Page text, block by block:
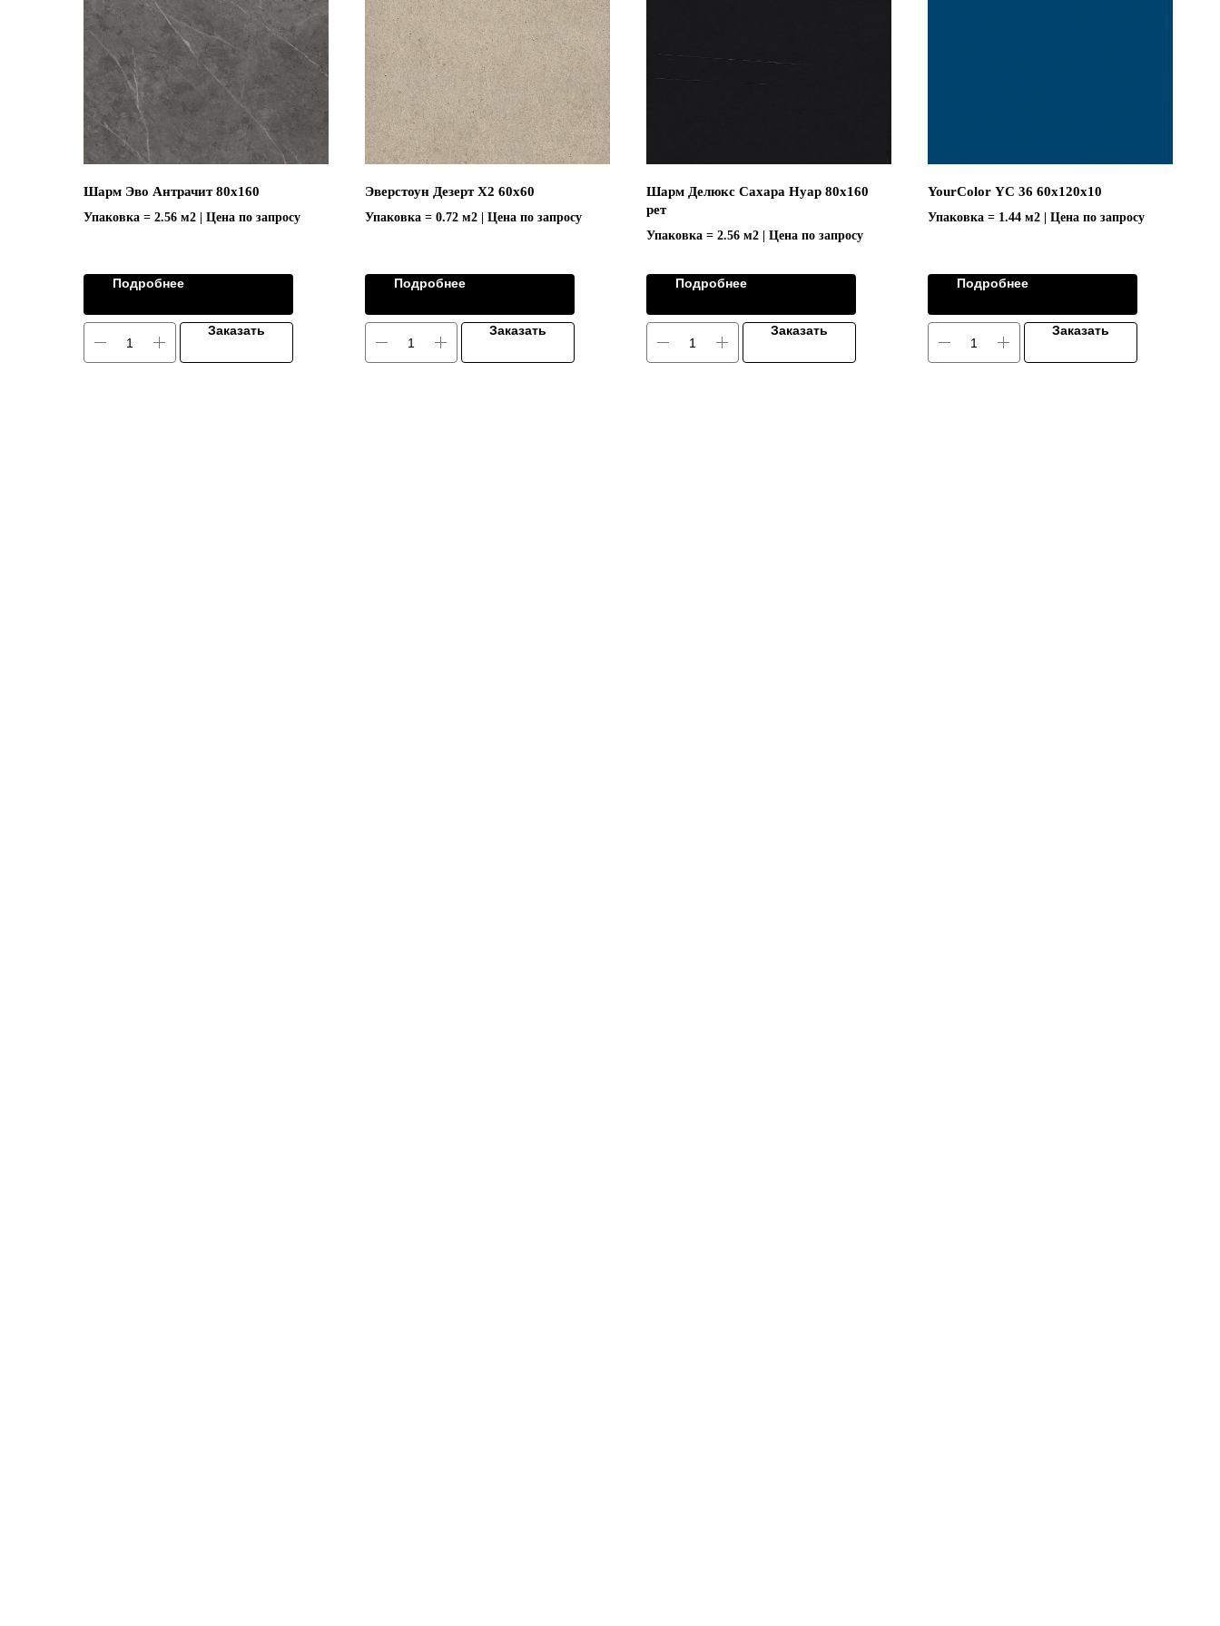
Шарм Эво Антрачит 80х160
Упаковка = 2.56 м2 | Цена по запросу
Подробнее
Заказать
Эверстоун Дезерт Х2 60х60
Упаковка = 0.72 м2 | Цена по запросу
Подробнее
Заказать
Шарм Делюкс Сахара Нуар 80х160
рет
Упаковка = 2.56 м2 | Цена по запросу
Подробнее
Заказать
YourColor YC 36 60x120x10
Упаковка = 1.44 м2 | Цена по запросу
Подробнее
Заказать